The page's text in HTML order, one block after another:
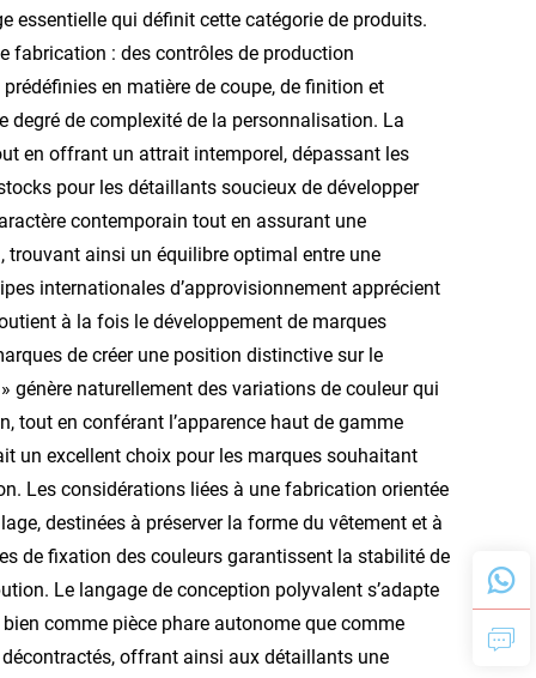
essentielle qui définit cette catégorie de produits.
fabrication : des contrôles de production
en matière de coupe, de finition et
degré de complexité de la personnalisation. La
en offrant un attrait intemporel, dépassant les
pour les détaillants soucieux de développer
contemporain tout en assurant une
trouvant ainsi un équilibre optimal entre une
internationales d’approvisionnement apprécient
à la fois le développement de marques
de créer une position distinctive sur le
naturellement des variations de couleur qui
tout en conférant l’apparence haut de gamme
un excellent choix pour les marques souhaitant
Les considérations liées à une fabrication orientée
destinées à préserver la forme du vêtement et à
de fixation des couleurs garantissent la stabilité de
Le langage de conception polyvalent s’adapte
comme pièce phare autonome que comme
offrant ainsi aux détaillants une